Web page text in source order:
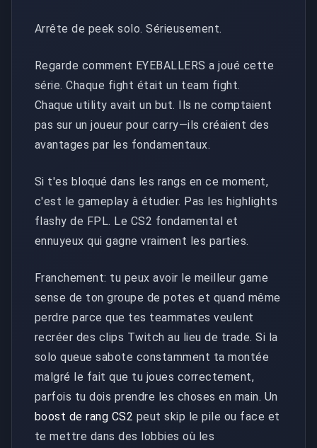
Arrête de peek solo. Sérieusement.
Regarde comment EYEBALLERS a joué cette
série. Chaque fight était un team fight.
Chaque utility avait un but. Ils ne comptaient
pas sur un joueur pour carry—ils créaient des
avantages par les fondamentaux.
Si t'es bloqué dans les rangs en ce moment,
c'est le gameplay à étudier. Pas les highlights
flashy de FPL. Le CS2 fondamental et
ennuyeux qui gagne vraiment les parties.
Franchement: tu peux avoir le meilleur game
sense de ton groupe de potes et quand même
perdre parce que tes teammates veulent
recréer des clips Twitch au lieu de trade. Si la
solo queue sabote constamment ta montée
malgré le fait que tu joues correctement,
parfois tu dois prendre les choses en main. Un
boost de rang CS2 peut skip le pile ou face et
te mettre dans des lobbies où les